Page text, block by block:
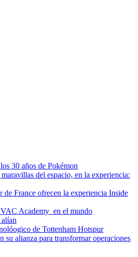
30 años de Pokémon
del espacio, en la experiencia:
de France ofrecen la experiencia Inside
Academy en el mundo
de Tottenham Hotspur
alianza para transformar operaciones